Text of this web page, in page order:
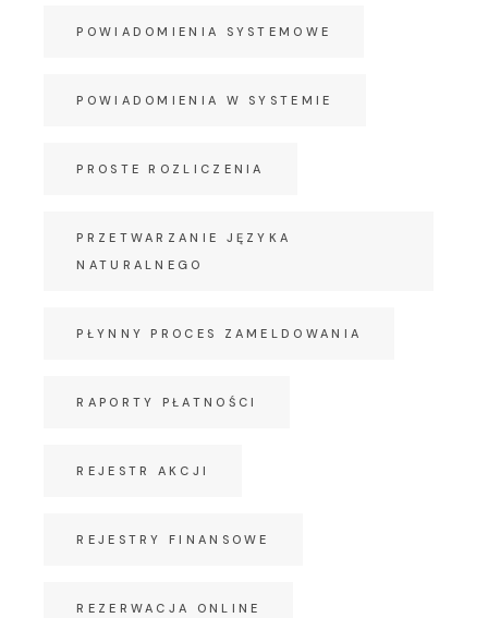
POWIADOMIENIA SYSTEMOWE
POWIADOMIENIA W SYSTEMIE
PROSTE ROZLICZENIA
PRZETWARZANIE JĘZYKA
NATURALNEGO
PŁYNNY PROCES ZAMELDOWANIA
RAPORTY PŁATNOŚCI
REJESTR AKCJI
REJESTRY FINANSOWE
REZERWACJA ONLINE